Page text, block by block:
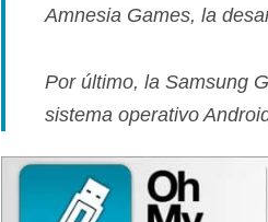
Amnesia Games, la
Por último, la Samsung
sistema operativo